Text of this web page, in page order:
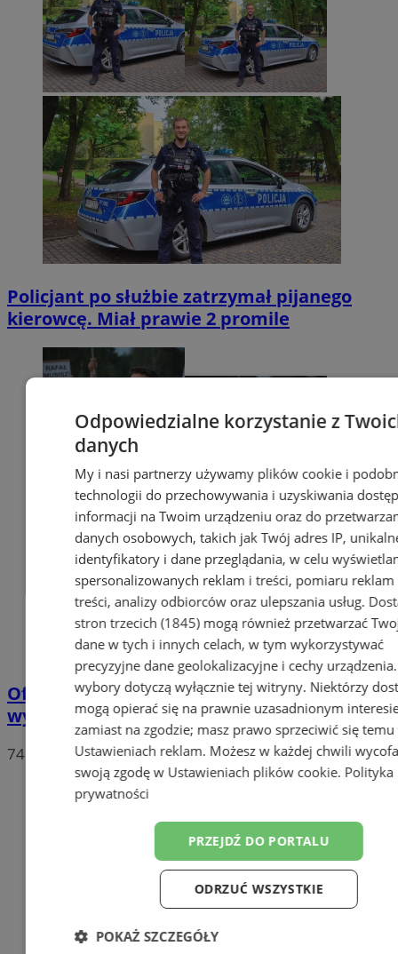
Policjant po służbie zatrzymał pijanego
kierowcę. Miał prawie 2 promile
Oficjalne wyniki wyborów: W Chorzowie
wygrywa Rafał Trzaskowski!
74
Odpowiedzialne korzystanie z
danych
My i nasi partnerzy używamy plików cookie i
technologii do przechowywania i uzyskiwania
informacji na Twoim urządzeniu oraz do
danych osobowych, takich jak Twój adres IP,
identyfikatory i dane przeglądania, w celu
spersonalizowanych reklam i treści, pomiaru reklam
treści, analizy odbiorców oraz ulepszania usług.
stron trzecich (1845)mogą również przetwarzać
dane w tych i innych celach, w tym wykorzystywać
precyzyjne dane geolokalizacyjne i cechy
wybory dotyczą wyłącznie tej witryny. Niektórzy
mogą opierać się na prawnie uzasadnionym
zamiast na zgodzie; masz prawo sprzeciwić się temu
Ustawieniach reklam. Możesz w każdej chwili
swoją zgodę w Ustawieniach plików cookie. Polityka
prywatności
PRZEJDŹ DO PORTALU
ODRZUĆ WSZYSTKIE
POKAŻ SZCZEGÓŁY